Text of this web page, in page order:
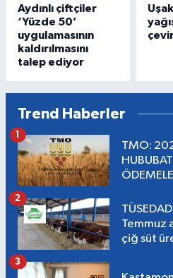
Aydınlı çiftçiler
‘Yüzde 50’
uygulamasının
kaldırılmasını
talep ediyor
Trend Haberler
TMO:
1
Temmuz
çiğ süt
2
3